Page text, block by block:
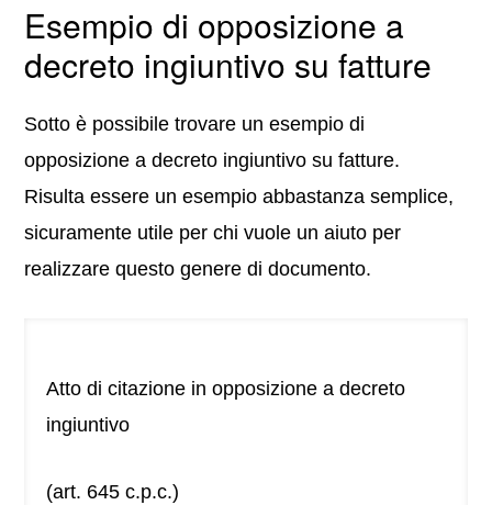
Esempio di opposizione a
decreto ingiuntivo su fatture
Sotto è possibile trovare un esempio di
opposizione a decreto ingiuntivo su fatture.
Risulta essere un esempio abbastanza semplice,
sicuramente utile per chi vuole un aiuto per
realizzare questo genere di documento.
Atto di citazione in opposizione a decreto
ingiuntivo
(art. 645 c.p.c.)